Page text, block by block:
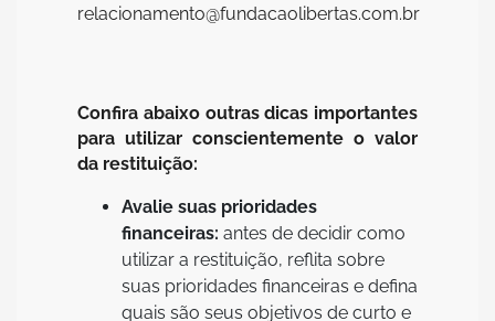
relacionamento@fundacaolibertas.com.br
Confira abaixo outras dicas importantes
para utilizar conscientemente o valor
da restituição:
Avalie suas prioridades
financeiras: antes de decidir como
utilizar a restituição, reflita sobre
suas prioridades financeiras e defina
quais são seus objetivos de curto e